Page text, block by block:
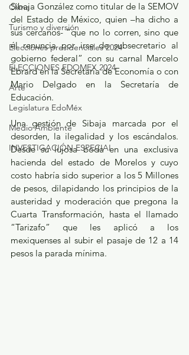
Clima
Turismo y diversión
Elecciones presidenciales 2024
ELECCIONES EDOMEX 2024
Arte
Legislatura EdoMéx
Medio Ambiente
INVESTIGACIÓN ESPECIAL
Sibaja González como titular de la SEMOV
del Estado de México, quien –ha dicho a
sus cercanos- “que no lo corren, sino que
él renuncia por irse de subsecretario al
gobierno federal” con su carnal Marcelo
Ebrard en la Secretaría de Economía o con
Mario Delgado en la Secretaría de
Educación.
Una gestión de Sibaja marcada por el
desorden, la ilegalidad y los escándalos.
Desde su lujosa boda en una exclusiva
hacienda del estado de Morelos y cuyo
costo habría sido superior a los 5 Millones
de pesos, dilapidando los principios de la
austeridad y moderación que pregona la
Cuarta Transformación, hasta el llamado
“Tarizafo” que les aplicó a los
mexiquenses al subir el pasaje de 12 a 14
pesos la parada mínima.